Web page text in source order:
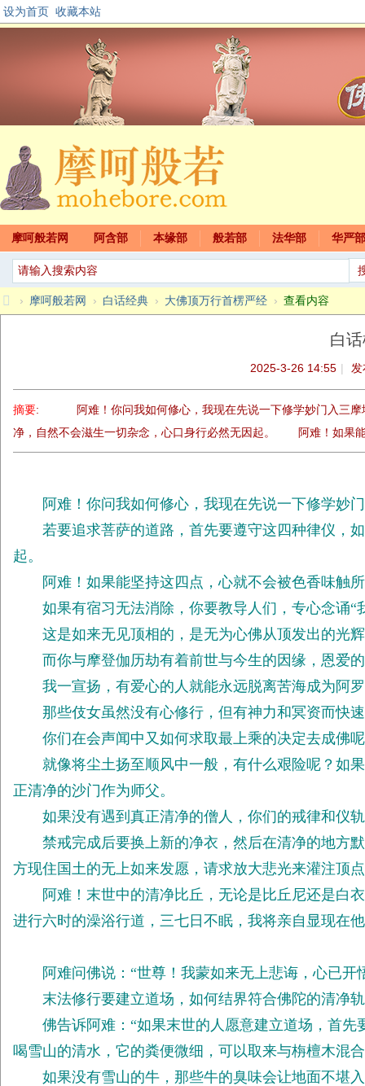
设为首页 收藏本站
摩呵般若网 阿含部 本缘部 般若部 法华部 华严部
› 摩呵般若网 › 白话经典 › 大佛顶万行首楞严经 › 查看内容
白
2025-3-26 14:55 |
摘要: 阿难！你问我如何修心，我现在先说一下修学妙门入三摩
净，自然不会滋生一切杂念，心口身行必然无因起。 阿难！如果
阿难！你问我如何修心，我现在先说一下修学妙门
若要追求菩萨的道路，首先要遵守这四种律仪，如
起。
阿难！如果能坚持这四点，心就不会被色香味触所
如果有宿习无法消除，你要教导人们，专心念诵“
这是如来无见顶相的，是无为心佛从顶发出的光辉
而你与摩登伽历劫有着前世与今生的因缘，恩爱的
我一宣扬，有爱心的人就能永远脱离苦海成为阿
那些伎女虽然没有心修行，但有神力和冥资而快
你们在会声闻中又如何求取最上乘的决定去成佛
就像将尘土扬至顺风中一般，有什么艰险呢？如果
正清净的沙门作为师父。
如果没有遇到真正清净的僧人，你们的戒律和仪
禁戒完成后要换上新的净衣，然后在清净的地方默
方现住国土的无上如来发愿，请求放大悲光来灌注顶
阿难！末世中的清净比丘，无论是比丘尼还是白衣
进行六时的澡浴行道，三七日不眠，我将亲自显现在
阿难问佛说：“世尊！我蒙如来无上悲诲，心已开
末法修行要建立道场，如何结界符合佛陀的清净轨
佛告诉阿难：“如果末世的人愿意建立道场，首先
喝雪山的清水，它的粪便微细，可以取来与栴檀木混
如果没有雪山的牛，那些牛的臭味会让地面不堪入